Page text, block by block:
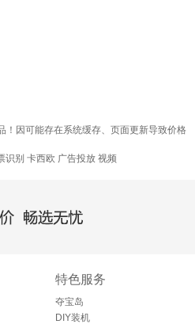
！因可能存在系统缓存、页面更新导致价格
识别 卡西欧 广告投放 视频
畅选无忧
特色服务
夺宝岛
DIY装机